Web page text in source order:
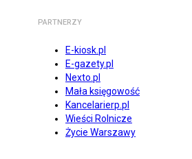
PARTNERZY
E-kiosk.pl
E-gazety.pl
Nexto.pl
Mała księgowość
Kancelarierp.pl
Wieści Rolnicze
Życie Warszawy